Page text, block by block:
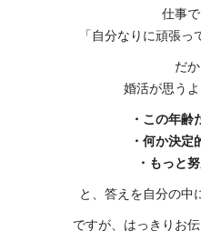
仕事
「自分なりに頑張っ
だか
婚活が思うよ
・この年齢
・何か決定
・もっと
と、答えを自分の中
ですが、はっきりお